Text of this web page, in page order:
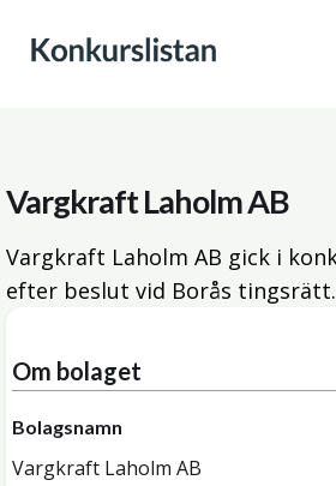
Vargkraft Laholm AB
Vargkraft Laholm AB gick i
efter beslut vid Borås tingsrätt.
Om bolaget
Bolagsnamn
Vargkraft Laholm AB